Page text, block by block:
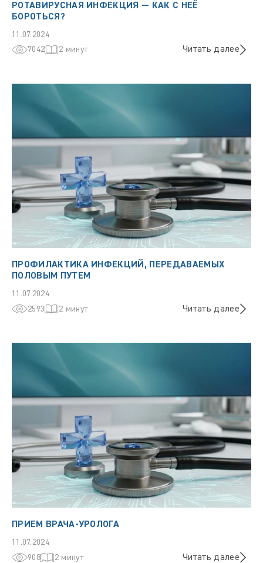
РОТАВИРУСНАЯ ИНФЕКЦИЯ — КАК С НЕЁ
БОРОТЬСЯ?
11.07.2024
7042
2 минут Читать далее
ПРОФИЛАКТИКА ИНФЕКЦИЙ, ПЕРЕДАВАЕМЫХ
ПОЛОВЫМ ПУТЕМ
11.07.2024
2593
2 минут Читать далее
ПРИЕМ ВРАЧА-УРОЛОГА
11.07.2024
908
2 минут Читать далее